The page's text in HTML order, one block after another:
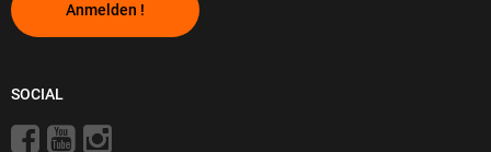
Anmelden !
SOCIAL